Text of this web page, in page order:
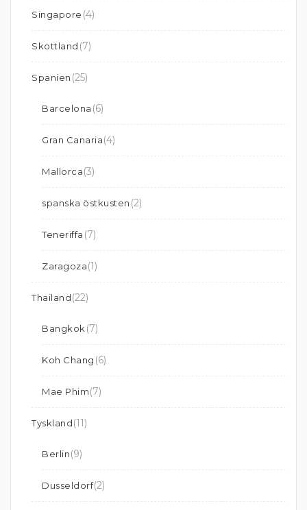
Singapore (4)
Skottland (7)
Spanien (25)
Barcelona (6)
Gran Canaria(4)
Mallorca(3)
spanska östkusten (2)
Teneriffa (7)
Zaragoza(1)
Thailand(22)
Bangkok (7)
Koh Chang (6)
Mae Phim(7)
Tyskland(11)
Berlin(9)
Dusseldorf(2)